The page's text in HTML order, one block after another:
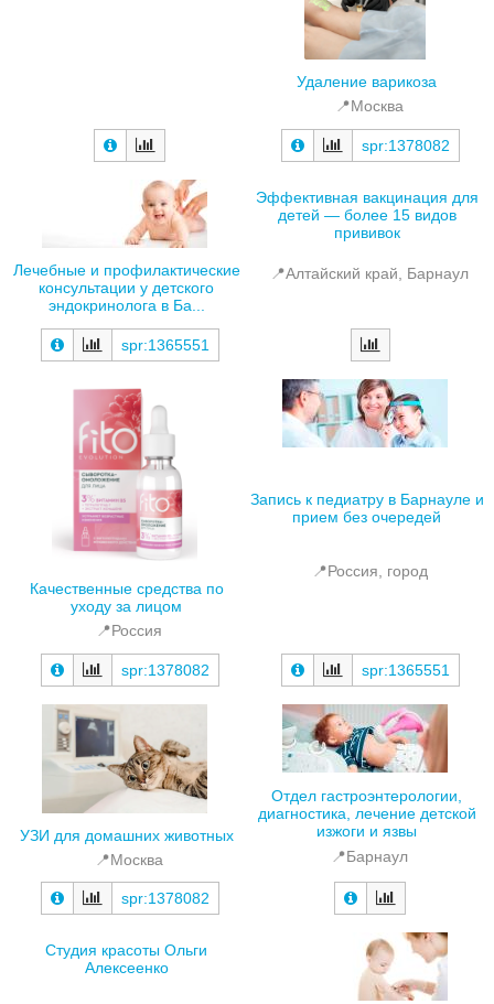
Удаление варикоза
📍Москва
spr:1378082
Лечебные и профилактические
консультации у детского
эндокринолога в Ба...
spr:1365551
Эффективная вакцинация для
детей — более 15 видов
прививок
📍Алтайский край, Барнаул
Качественные средства по
уходу за лицом
📍Россия
spr:1378082
Запись к педиатру в Барнауле и
прием без очередей
📍Россия, город
spr:1365551
УЗИ для домашних животных
📍Москва
spr:1378082
Отдел гастроэнтерологии,
диагностика, лечение детской
изжоги и язвы
📍Барнаул
Студия красоты Ольги
Алексеенко